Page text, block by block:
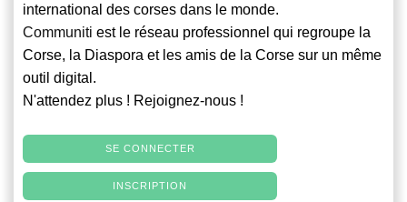
international des corses dans le monde.
Communiti est le réseau professionnel qui regroupe la
Corse, la Diaspora et les amis de la Corse sur un même
outil digital.
N'attendez plus ! Rejoignez-nous !
SE CONNECTER
INSCRIPTION